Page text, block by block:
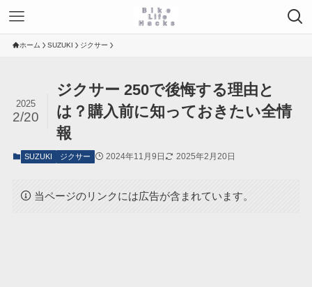
ホーム SUZUKI ジクサー
ジクサー 250で後悔する理由と
は？購入前に知っておきたい全情
報
2025
2/20
SUZUKI ジクサー 2024年11月9日 2025年2月20日
当ページのリンクには広告が含まれています。